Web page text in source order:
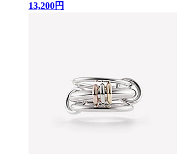
13,200円